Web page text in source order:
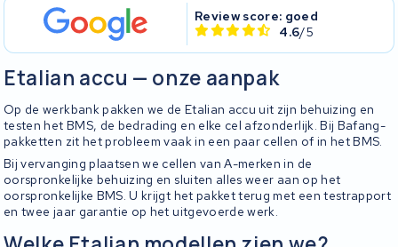
Review score: goed
4.6/5
Etalian accu — onze aanpak
Op de werkbank pakken we de Etalian accu uit zijn behuizing en
testen het BMS, de bedrading en elke cel afzonderlijk. Bij Bafang-
pakketten zit het probleem vaak in een paar cellen of in het BMS.
Bij vervanging plaatsen we cellen van A-merken in de
oorspronkelijke behuizing en sluiten alles weer aan op het
oorspronkelijke BMS. U krijgt het pakket terug met een testrapport
en twee jaar garantie op het uitgevoerde werk.